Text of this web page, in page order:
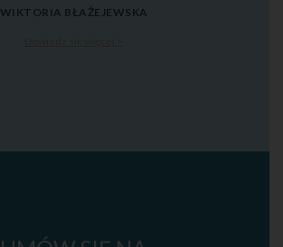
WIKTORIA BŁAŻEJEWSKA